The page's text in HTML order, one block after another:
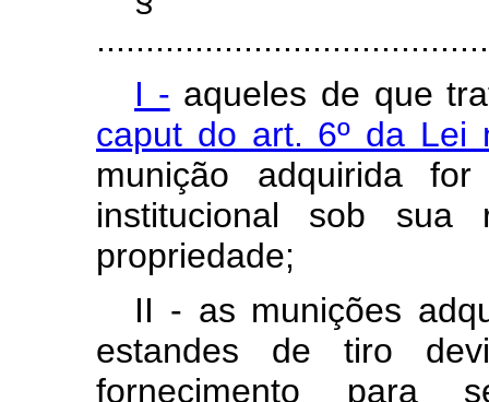
I - aqueles de que
caput do art. 6º da Lei
munição adquirida
institucional sob sua
propriedade;
II - as munições
estandes de tiro
fornecimento para